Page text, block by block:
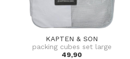
KAPTEN & SON
packing cubes set large
49,90